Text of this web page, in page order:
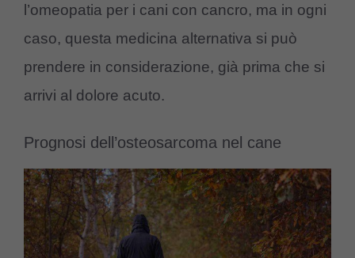
l’omeopatia per i cani con cancro, ma in ogni
caso, questa medicina alternativa si può
prendere in considerazione, già prima che si
arrivi al dolore acuto.
Prognosi dell’osteosarcoma nel cane